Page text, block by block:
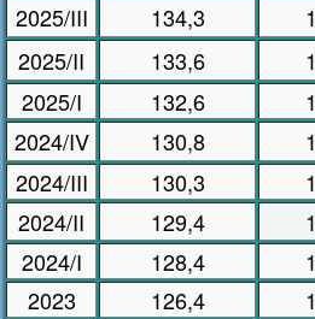
2025/III
134,3
2025/II
133,6
2025/I
132,6
2024/IV
130,8
2024/III
130,3
2024/II
129,4
2024/I
128,4
2023
126,4